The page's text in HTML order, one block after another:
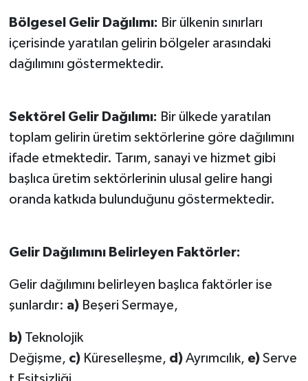
Bölgesel Gelir Dağılımı: Bir ülkenin sınırları
içerisinde yaratılan gelirin bölgeler arasındaki
dağılımını göstermektedir.
Sektörel Gelir Dağılımı: Bir ülkede yaratılan
toplam gelirin üretim sektörlerine göre dağılımını
ifade etmektedir. Tarım, sanayi ve hizmet gibi
başlıca üretim sektörlerinin ulusal gelire hangi
oranda katkıda bulunduğunu göstermektedir.
Gelir Dağılımını Belirleyen Faktörler:
Gelir dağılımını belirleyen başlıca faktörler ise
şunlardır: a) Beşeri Sermaye,
b)Teknolojik
Değişme, c)Küreselleşme, d)Ayrımcılık, e)Serve